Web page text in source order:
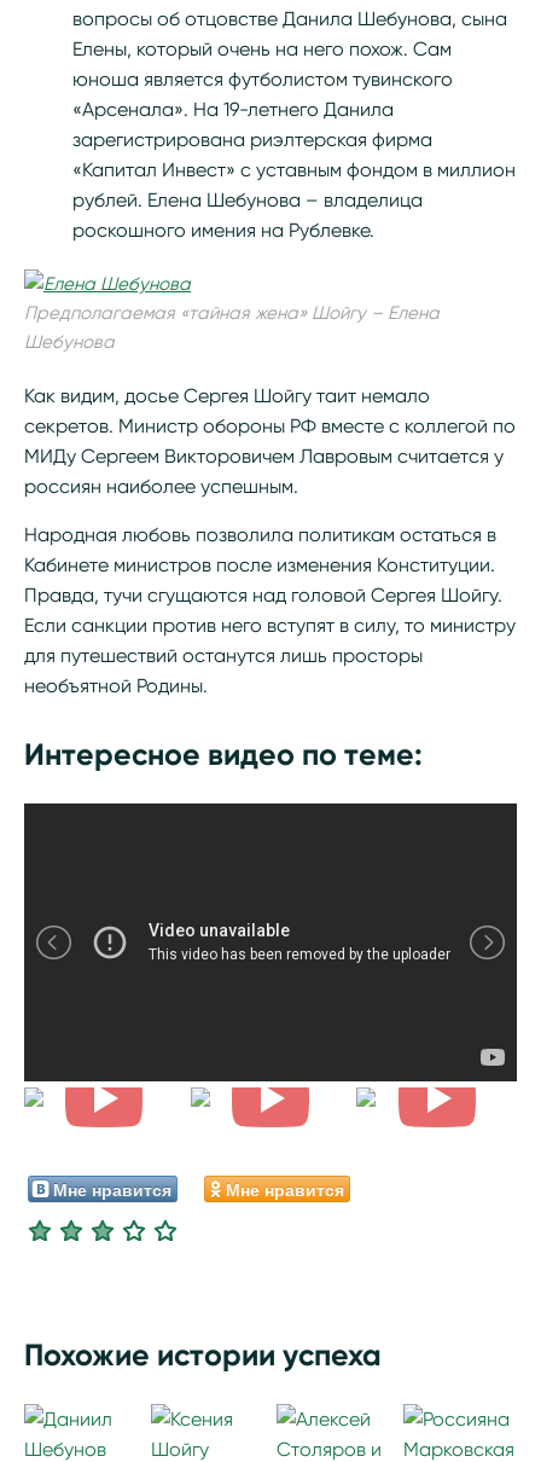
вопросы об отцовстве Данила Шебунова, сына
Елены, который очень на него похож. Сам
юноша является футболистом тувинского
«Арсенала». На 19-летнего Данила
зарегистрирована риэлтерская фирма
«Капитал Инвест» с уставным фондом в миллион
рублей. Елена Шебунова – владелица
роскошного имения на Рублевке.
Предполагаемая «тайная жена» Шойгу – Елена
Шебунова
Как видим, досье Сергея Шойгу таит немало
секретов. Министр обороны РФ вместе с коллегой по
МИДу Сергеем Викторовичем Лавровым считается у
россиян наиболее успешным.
Народная любовь позволила политикам остаться в
Кабинете министров после изменения Конституции.
Правда, тучи сгущаются над головой Сергея Шойгу.
Если санкции против него вступят в силу, то министру
для путешествий останутся лишь просторы
необъятной Родины.
Интересное видео по теме:
Мне нравится Мне нравится
Похожие истории успеха